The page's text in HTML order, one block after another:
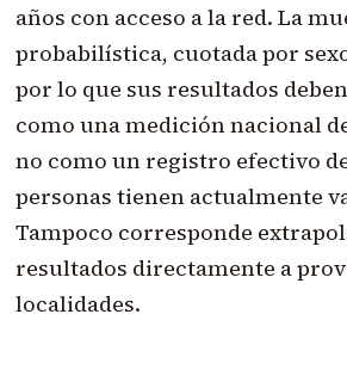
años con acceso a la red. La
probabilística, cuotada por
por lo que sus resultados
como una medición nacional
no como un registro efectivo
personas tienen actualmente
Tampoco corresponde
resultados directamente a
localidades.